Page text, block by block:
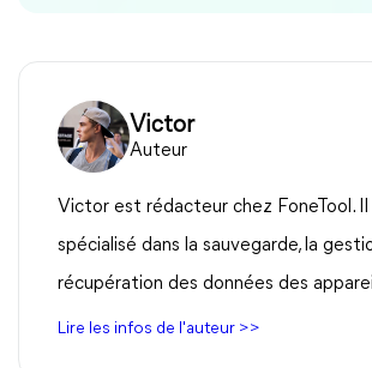
Victor
Auteur
Victor est rédacteur chez FoneTool.
spécialisé dans la sauvegarde, la
récupération des données des
Lire les infos de l'auteur >>